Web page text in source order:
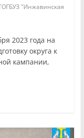
"Инжавинская
2023 года на
округа к
кампании,